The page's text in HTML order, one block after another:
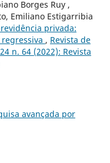
Borges Ruy ,
Emiliano Estigarribia
privada:
, Revista de
n. 64 (2022): Revista
avançada por